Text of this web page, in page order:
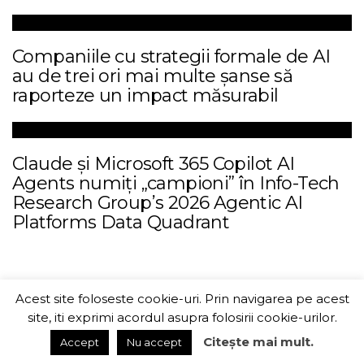
Companiile cu strategii formale de AI
au de trei ori mai multe șanse să
raporteze un impact măsurabil
Claude și Microsoft 365 Copilot AI
Agents numiți „campioni” în Info-Tech
Research Group’s 2026 Agentic AI
Platforms Data Quadrant
ITChannel
Acest site foloseste cookie-uri. Prin navigarea pe acest
site, iti exprimi acordul asupra folosirii cookie-urilor.
Accept Nu accept Citește mai mult.